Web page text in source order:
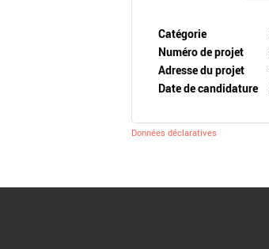
Catégorie
Numéro de projet
Adresse du projet
Date de candidature
Données déclaratives